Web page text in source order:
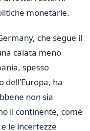
monetarie.
che segue il
calata meno
spesso
ha
non sia
il continente, come
le incertezze